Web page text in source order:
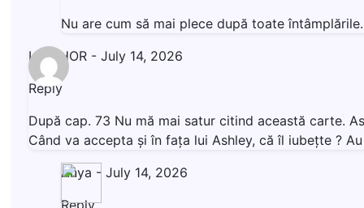
Nu are cum să mai plece după toate
LIVISHOR - July 14, 2026
Reply
După cap. 73 Nu mă mai satur citind această carte.
Când va accepta și în fața lui Ashley, că îl iubețte ?
Anya - July 14, 2026
Reply